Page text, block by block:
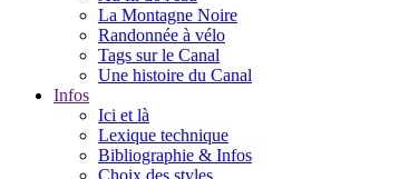
La Montagne Noire
Randonnée à vélo
Tags sur le Canal
Une histoire du Canal
Infos
Ici et là
Lexique technique
Bibliographie & Infos
Choix des styles